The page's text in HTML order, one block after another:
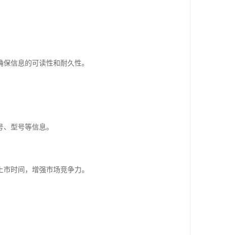
信息的可读性和耐久性。
型号等信息。
时间，增强市场竞争力。